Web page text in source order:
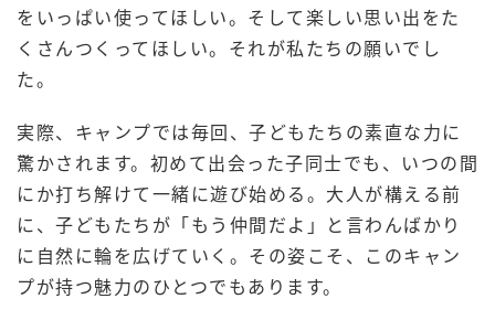
をいっぱい使ってほしい。そして楽しい思い出をた
くさんつくってほしい。それが私たちの願いでし
た。
実際、キャンプでは毎回、子どもたちの素直な力に
驚かされます。初めて出会った子同士でも、いつの間
にか打ち解けて一緒に遊び始める。大人が構える前
に、子どもたちが「もう仲間だよ」と言わんばかり
に自然に輪を広げていく。その姿こそ、このキャン
プが持つ魅力のひとつでもあります。